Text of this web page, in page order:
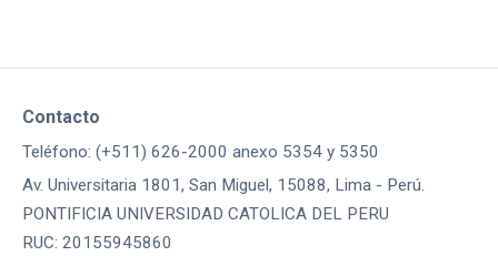
Contacto
Teléfono: (+511) 626-2000 anexo 5354 y 5350
Av. Universitaria 1801, San Miguel, 15088, Lima - Perú.
PONTIFICIA UNIVERSIDAD CATOLICA DEL PERU
RUC: 20155945860